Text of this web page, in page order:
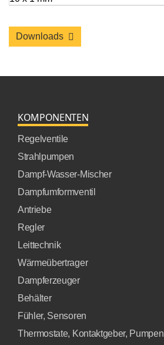
Downloads
KOMPONENTEN
Regelventile
Strahlpumpen
Dampf-Wasser-Mischer
Dampfumformventil
Antriebe
Regler
Leittechnik
Wärmeübertrager
Dampferzeuger
Behälter
Fühler, Sensoren
Thermostate, Kontaktgeber, Pumpen